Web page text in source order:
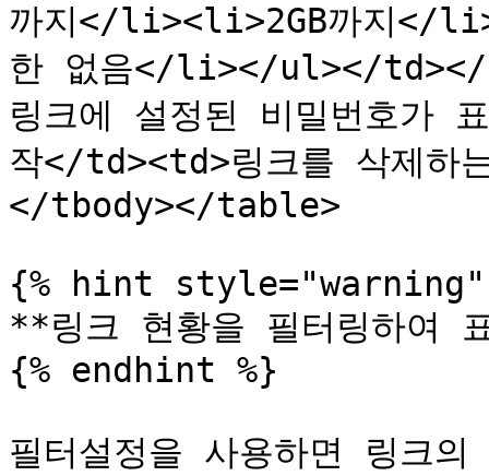
까지</li><li>2GB까지</
한 없음</li></ul></td></
링크에 설정된 비밀번호
작</td><td>링크를 삭제
</tbody></table>
{% hint style="warning"
**링크 현황을 필터링하여
{% endhint %}
필터설정을 사용하면 링크